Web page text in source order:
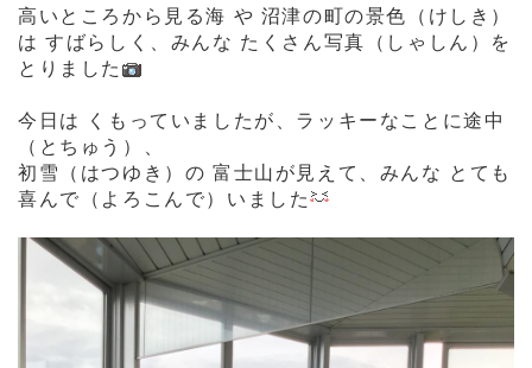
高いところから見る海 や 沼津の町の景色（けしき）
は すばらしく、みんな たくさん写真（しゃしん）を
とりました
今日は くもっていましたが、ラッキーなことに途中
（とちゅう）、
初雪（はつゆき）の 富士山が見えて、みんな とても
喜んで（よろこんで）いました